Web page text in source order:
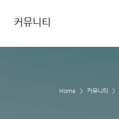
커뮤니티
Home 커뮤니티